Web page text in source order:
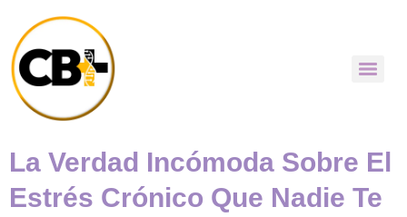
La Verdad Incómoda Sobre El
Estrés Crónico Que Nadie Te